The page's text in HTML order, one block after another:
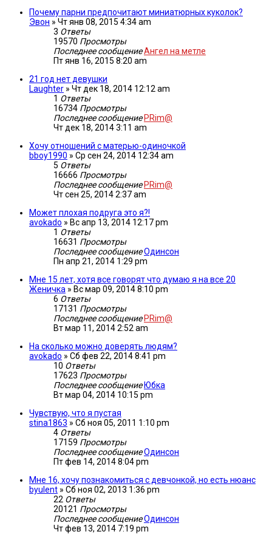
Почему парни предпочитают миниатюрных куколок?
Эвон » Чт янв 08, 2015 4:34 am
3 Ответы
19570 Просмотры
Последнее сообщениеАнгел на метле
Пт янв 16, 2015 8:20 am
21 год нет девушки
Laughter » Чт дек 18, 2014 12:12 am
1 Ответы
16734 Просмотры
Последнее сообщение PRim@
Чт дек 18, 2014 3:11 am
Хочу отношений с матерью-одиночкой
bboy1990 » Ср сен 24, 2014 12:34 am
5 Ответы
16666 Просмотры
Последнее сообщение PRim@
Чт сен 25, 2014 2:37 am
Может плохая подруга это я?!
avokado » Вс апр 13, 2014 12:17 pm
1 Ответы
16631 Просмотры
Последнее сообщениеОдинсон
Пн апр 21, 2014 1:29 pm
Мне 15 лет, хотя все говорят что думаю я на все 20
Женичка » Вс мар 09, 2014 8:10 pm
6 Ответы
17131 Просмотры
Последнее сообщение PRim@
Вт мар 11, 2014 2:52 am
На сколько можно доверять людям?
avokado » Сб фев 22, 2014 8:41 pm
10 Ответы
17623 Просмотры
Последнее сообщение Юбка
Вт мар 04, 2014 10:15 pm
Чувствую, что я пустая
stina1863 » Сб ноя 05, 2011 1:10 pm
4 Ответы
17159 Просмотры
Последнее сообщениеОдинсон
Пт фев 14, 2014 8:04 pm
Мне 16, хочу познакомиться с девчонкой, но есть нюанс
byulent » Сб ноя 02, 2013 1:36 pm
22 Ответы
20121 Просмотры
Последнее сообщениеОдинсон
Чт фев 13, 2014 7:19 pm